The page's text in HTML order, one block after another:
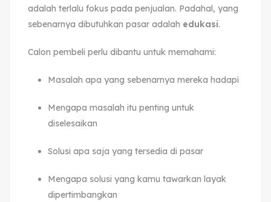
adalah terlalu fokus pada penjualan. Padahal, yang
sebenarnya dibutuhkan pasar adalah edukasi.
Calon pembeli perlu dibantu untuk memahami:
Masalah apa yang sebenarnya mereka hadapi
Mengapa masalah itu penting untuk
diselesaikan
Solusi apa saja yang tersedia di pasar
Mengapa solusi yang kamu tawarkan layak
dipertimbangkan